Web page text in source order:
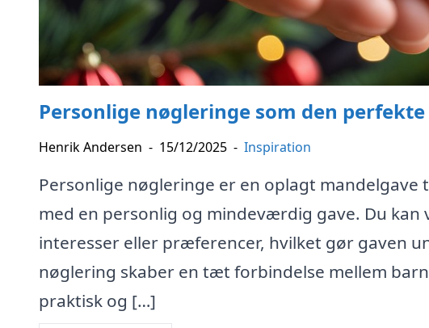
Personlige nøgleringe som den
Henrik Andersen - 15/12/2025 - Inspiration
Personlige nøgleringe er en oplagt
med en personlig og mindeværdig gave. Du
interesser eller præferencer, hvilket gør gaven
nøglering skaber en tæt forbindelse mellem
praktisk og […]